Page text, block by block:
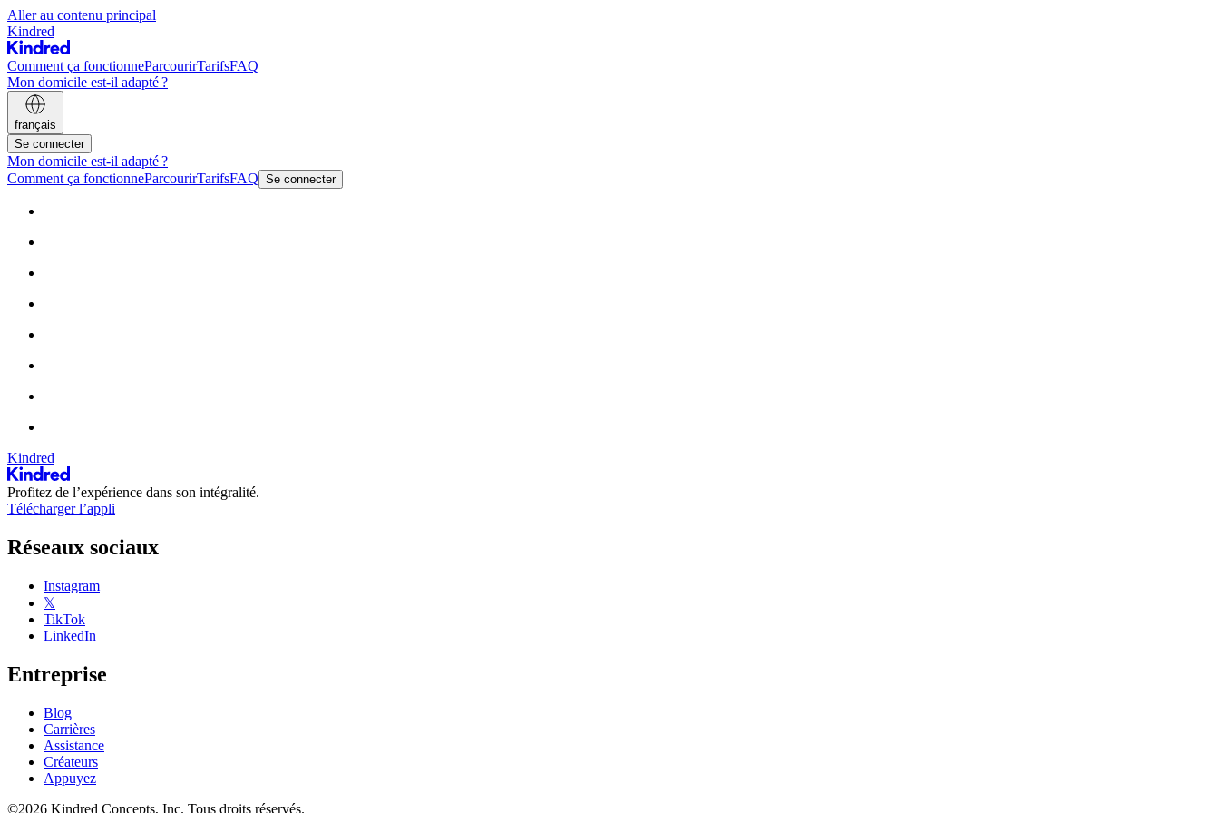
Aller au contenu principal
Kindred
Comment ça fonctionneParcourirTarifsFAQ
Mon domicile est-il adapté ?
français
Se connecter
Mon domicile est-il adapté ?
Comment ça fonctionneParcourirTarifsFAQ Se connecter
Kindred
Profitez de l’expérience dans son intégralité.
Télécharger l’appli
Réseaux sociaux
Instagram
𝕏
TikTok
LinkedIn
Entreprise
Blog
Carrières
Assistance
Créateurs
Appuyez
©2026 Kindred Concepts, Inc. Tous droits réservés.